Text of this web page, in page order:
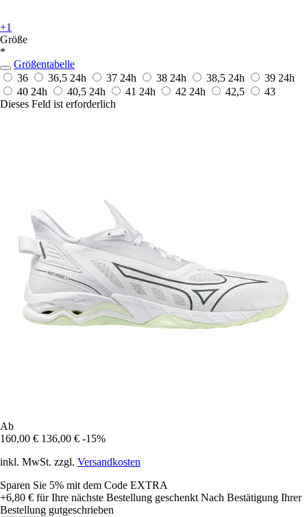
+1
Größe
*
Größentabelle
36
36,5 24h 37 24h 38 24h 38,5 24h 39 24h
40 24h 40,5 24h 41 24h 42 24h 42,5
43
Dieses Feld ist erforderlich
Ab
160,00 € 136,00 € -15%
inkl. MwSt. zzgl. Versandkosten
Sparen Sie 5% mit dem Code EXTRA
+6,80 € für Ihre nächste Bestellung geschenkt Nach Bestätigung Ihrer
Bestellung gutgeschrieben